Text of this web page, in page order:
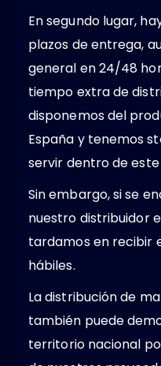
En segundo lugar,
plazos de entrega,
general en 24/48
tiempo extra de
disponemos del
España y tenemos
servir dentro de este
Sin embargo, si se
nuestro distribuidor
tardamos en recibir
hábiles.
La distribución de
también puede
territorio nacional